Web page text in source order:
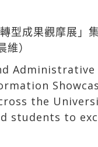
型成果觀摩展」
）
the
to